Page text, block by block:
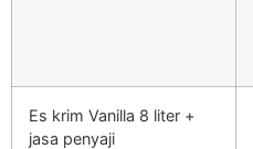
Es krim Vanilla 8 liter +
jasa penyaji